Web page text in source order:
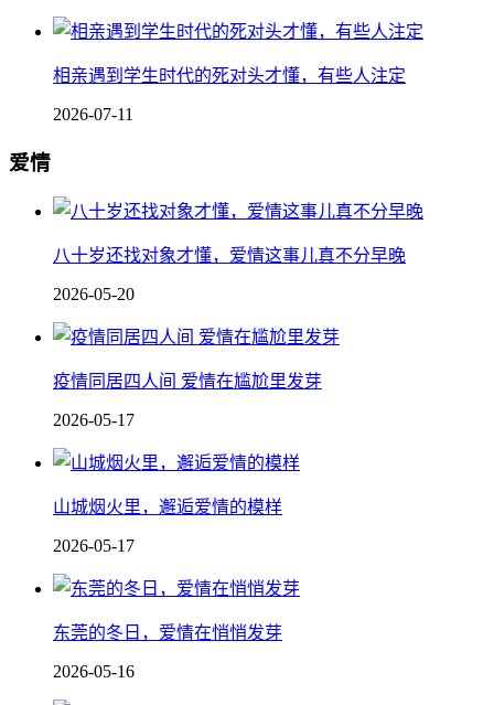
相亲遇到学生时代的死对头才懂，有些人注定
2026-07-11
爱情
八十岁还找对象才懂，爱情这事儿真不分早晚
2026-05-20
疫情同居四人间 爱情在尴尬里发芽
2026-05-17
山城烟火里，邂逅爱情的模样
2026-05-17
东莞的冬日，爱情在悄悄发芽
2026-05-16